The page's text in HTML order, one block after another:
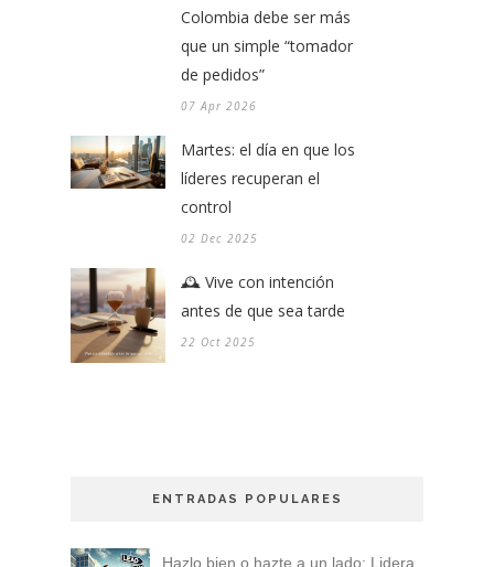
Colombia debe ser más
que un simple “tomador
de pedidos”
07 Apr 2026
Martes: el día en que los
líderes recuperan el
control
02 Dec 2025
🕰️ Vive con intención
antes de que sea tarde
22 Oct 2025
ENTRADAS POPULARES
Hazlo bien o hazte a un lado: Lidera,